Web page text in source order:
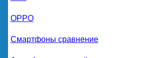
OPPO
Смартфоны сравнение